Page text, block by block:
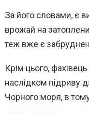
За його словами, є
врожай на
теж вже є
Крім цього,
наслідком підриву
Чорного моря, в